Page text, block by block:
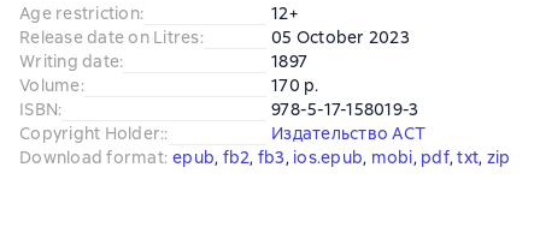
Age restriction:
12+
Release date on Litres:
05 October 2023
Writing date:
1897
Volume:
170 p.
ISBN:
978-5-17-158019-3
Copyright Holder::
Издательство АСТ
Download format: epub, fb2, fb3, ios.epub, mobi, pdf, txt, zip